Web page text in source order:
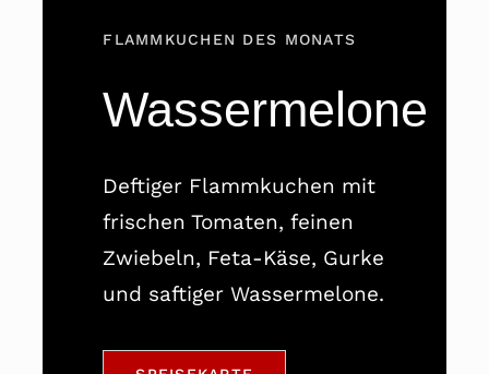
FLAMMKUCHEN DES MONATS
Wassermelone
Deftiger Flammkuchen mit
frischen Tomaten, feinen
Zwiebeln, Feta-Käse, Gurke
und saftiger Wassermelone.